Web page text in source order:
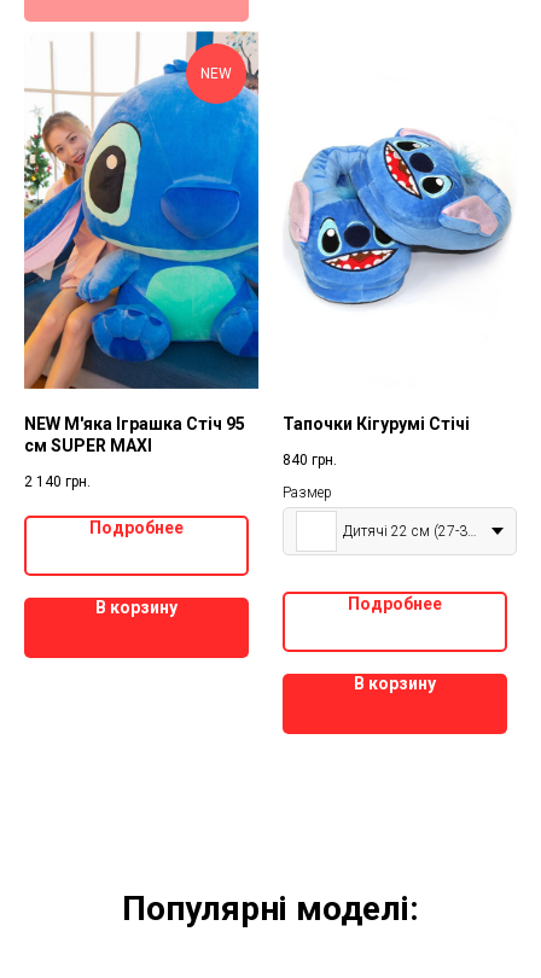
NEW
NEW М'яка Іграшка Стіч 95
см SUPER MAXI
2 140 грн.
Подробнее
В корзину
Тапочки Кігурумі Стічі
840 грн.
Размер
Дитячі 22 см (27-33р)
Подробнее
В корзину
Популярні моделі: